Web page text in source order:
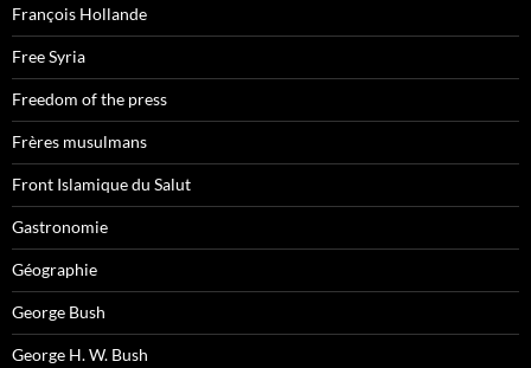
François Hollande
Free Syria
Freedom of the press
Frères musulmans
Front Islamique du Salut
Gastronomie
Géographie
George Bush
George H. W. Bush